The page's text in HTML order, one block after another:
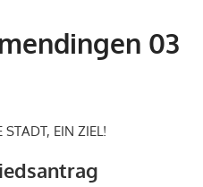
03
STADT, EIN ZIEL!